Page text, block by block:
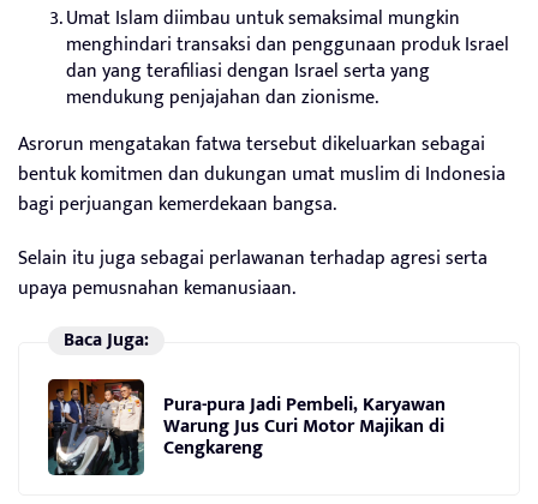
Umat Islam diimbau untuk semaksimal mungkin
menghindari transaksi dan penggunaan produk Israel
dan yang terafiliasi dengan Israel serta yang
mendukung penjajahan dan zionisme.
Asrorun mengatakan fatwa tersebut dikeluarkan sebagai
bentuk komitmen dan dukungan umat muslim di Indonesia
bagi perjuangan kemerdekaan bangsa.
Selain itu juga sebagai perlawanan terhadap agresi serta
upaya pemusnahan kemanusiaan.
Baca Juga:
Pura-pura Jadi Pembeli, Karyawan
Warung Jus Curi Motor Majikan di
Cengkareng